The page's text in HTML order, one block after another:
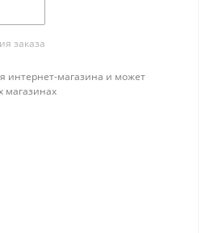
заказа
интернет-магазина и может
магазинах